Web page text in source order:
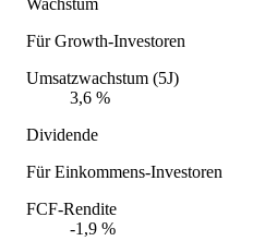
Für Growth-Investoren
Umsatzwachstum (5J)
3,6 %
Dividende
Für Einkommens-Investoren
FCF-Rendite
-1,9 %